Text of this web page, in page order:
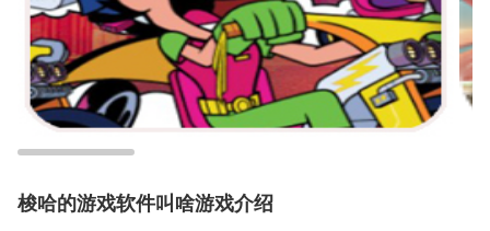
梭哈的游戏软件叫啥游戏介绍